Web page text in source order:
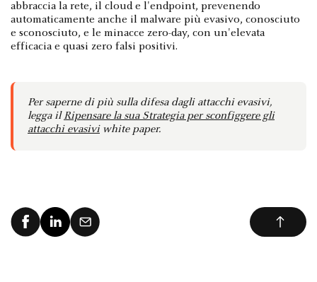
abbraccia la rete, il cloud e l'endpoint, prevenendo
automaticamente anche il malware più evasivo, conosciuto
e sconosciuto, e le minacce zero-day, con un'elevata
efficacia e quasi zero falsi positivi.
Per saperne di più sulla difesa dagli attacchi evasivi,
legga ilRipensare la sua Strategia per sconfiggere gli
attacchi evasiviwhite paper.